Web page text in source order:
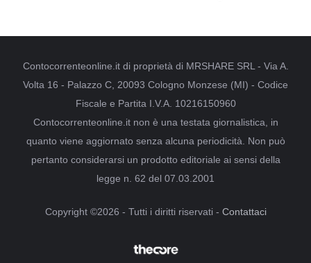
Contocorrenteonline.it di proprietà di MRSHARE SRL - Via A.
Volta 16 - Palazzo C, 20093 Cologno Monzese (MI) - Codice
Fiscale e Partita I.V.A. 10216150960
Contocorrenteonline.it non è una testata giornalistica, in
quanto viene aggiornato senza alcuna periodicità. Non può
pertanto considerarsi un prodotto editoriale ai sensi della
legge n. 62 del 07.03.2001
Copyright ©2026 - Tutti i diritti riservati - Contattaci